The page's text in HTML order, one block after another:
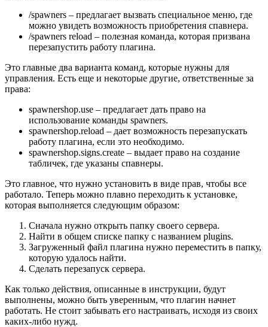
/spawners – предлагает вызвать специальное меню, где
можно увидеть возможность приобретения спавнера.
/spawners reload – полезная команда, которая призвана
перезапустить работу плагина.
Это главные два варианта команд, которые нужны для
управления. Есть еще и некоторые другие, ответственные за
права:
spawnershop.use – предлагает дать право на
использование команды spawners.
spawnershop.reload – дает возможность перезапускать
работу плагина, если это необходимо.
spawnershop.signs.create – выдает право на создание
табличек, где указаны спавнеры.
Это главное, что нужно установить в виде прав, чтобы все
работало. Теперь можно плавно переходить к установке,
которая выполняется следующим образом:
Сначала нужно открыть папку своего сервера.
Найти в общем списке папку с названием plugins.
Загруженный файл плагина нужно переместить в папку,
которую удалось найти.
Сделать перезапуск сервера.
Как только действия, описанные в инструкции, будут
выполнены, можно быть уверенным, что плагин начнет
работать. Не стоит забывать его настраивать, исходя из своих
каких-либо нужд.